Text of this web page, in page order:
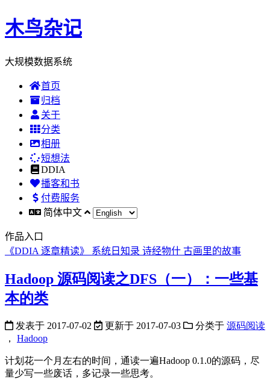
木鸟杂记
大规模数据系统
首页
归档
关于
分类
相册
短想法
DDIA
播客和书
付费服务
简体中文
作品入口
《DDIA 逐章精读》 系统日知录 诗经物什 古画里的故事
Hadoop 源码阅读之DFS（一）：一些基
本的类
发表于 2017-07-02 更新于 2017-07-03 分类于 源码阅读
， Hadoop
计划花一个月左右的时间，通读一遍Hadoop 0.1.0的源码，尽
量少写一些废话，多记录一些思考。